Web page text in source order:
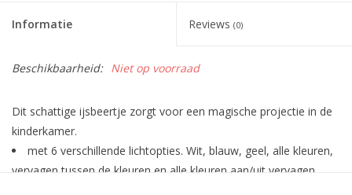
Informatie Reviews (0)
Beschikbaarheid: Niet op voorraad
Dit schattige ijsbeertje zorgt voor een magische projectie in de
kinderkamer.
met 6 verschillende lichtopties. Wit, blauw, geel, alle kleuren,
vervagen tussen de kleuren en alle kleuren aan/uit vervagen.